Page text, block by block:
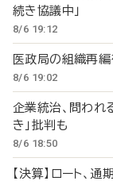
続き協議中」
8/6 19:12
医政局の組織再
8/6 19:02
企業統治、問わ
き」批判も
8/6 18:50
【決算】ロート、